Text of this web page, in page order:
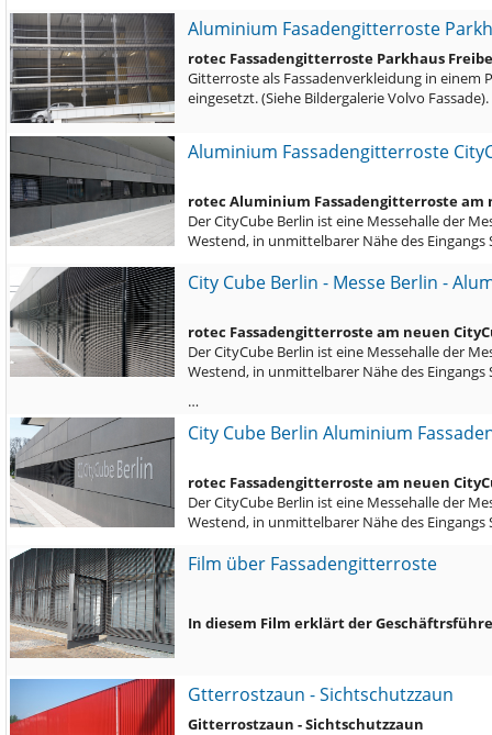
Aluminium Fasadengitterroste
rotec Fassadengitterroste Parkhaus
Gitterroste als Fassadenverkleidung in
eingesetzt. (Siehe Bildergalerie Volvo
Aluminium Fassadengitterroste
rotec Aluminium Fassadengitterroste am
Der CityCube Berlin ist eine Messehalle der
Westend, in unmittelbarer Nähe des Eingangs
City Cube Berlin - Messe Berlin -
rotec Fassadengitterroste am neuen
Der CityCube Berlin ist eine Messehalle der
Westend, in unmittelbarer Nähe des Eingangs
…
City Cube Berlin Aluminium
rotec Fassadengitterroste am neuen
Der CityCube Berlin ist eine Messehalle der
Westend, in unmittelbarer Nähe des Eingangs
Film über Fassadengitterroste
In diesem Film erklärt der
Gtterrostzaun - Sichtschutzzaun
Gitterrostzaun - Sichtschutzzaun